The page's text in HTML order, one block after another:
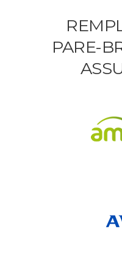
PARE-